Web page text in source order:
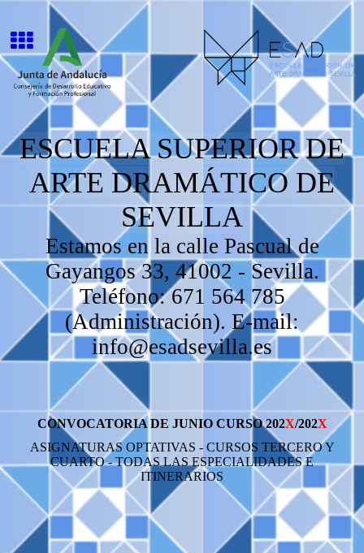
ESCUELA SUPERIOR DE
ARTE DRAMÁTICO DE
SEVILLA
Estamos en la calle Pascual de
Gayangos 33, 41002 - Sevilla.
Teléfono: 671 564 785
(Administración). E-mail:
info@esadsevilla.es
CONVOCATORIA DE JUNIO CURSO 202X/202X
ASIGNATURAS OPTATIVAS - CURSOS TERCERO Y
CUARTO - TODAS LAS ESPECIALIDADES E
ITINERARIOS